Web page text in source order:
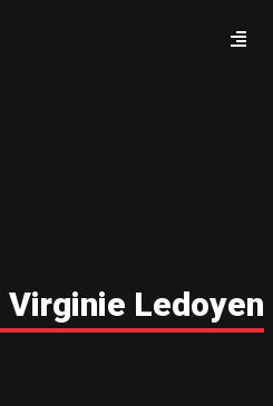
Virginie Ledoyen